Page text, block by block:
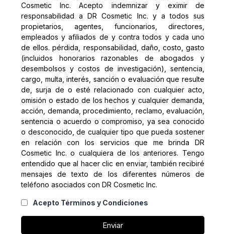
Cosmetic Inc. Acepto indemnizar y eximir de
responsabilidad a DR Cosmetic Inc. y a todos sus
propietarios, agentes, funcionarios, directores,
empleados y afiliados de y contra todos y cada uno
de ellos. pérdida, responsabilidad, daño, costo, gasto
(incluidos honorarios razonables de abogados y
desembolsos y costos de investigación), sentencia,
cargo, multa, interés, sanción o evaluación que resulte
de, surja de o esté relacionado con cualquier acto,
omisión o estado de los hechos y cualquier demanda,
acción, demanda, procedimiento, reclamo, evaluación,
sentencia o acuerdo o compromiso, ya sea conocido
o desconocido, de cualquier tipo que pueda sostener
en relación con los servicios que me brinda DR
Cosmetic Inc. o cualquiera de los anteriores. Tengo
entendido que al hacer clic en enviar, también recibiré
mensajes de texto de los diferentes números de
teléfono asociados con DR Cosmetic Inc.
Acepto Términos y Condiciones
Enviar